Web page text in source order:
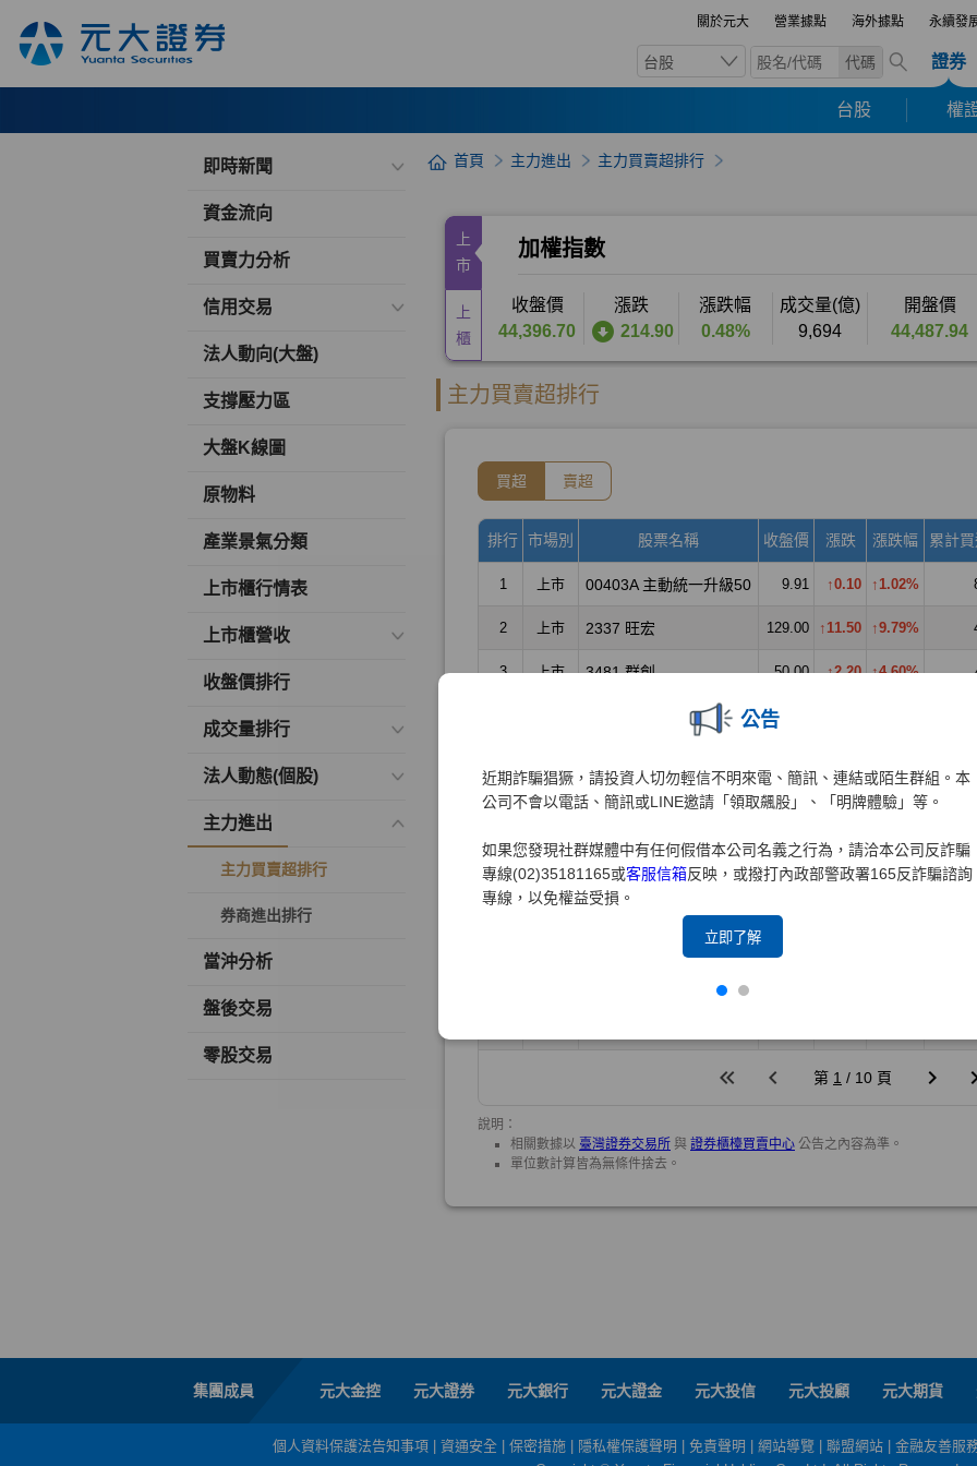
關於元大 營業據點 海外據點 永續發
台股 代碼 證券
台股 權
公告
近期詐騙猖獗，請投資人切勿輕信不明來電、簡訊、連結或陌生群組。本
公司不會以電話、簡訊或LINE邀請「領取飆股」、「明牌體驗」等。
如果您發現社群媒體中有任何假借本公司名義之行為，請洽本公司反詐騙
專線(02)35181165或客服信箱反映，或撥打內政部警政署165反詐騙諮詢
專線，以免權益受損。
立即了解
即時新聞
資金流向
買賣力分析
信用交易
法人動向(大盤)
支撐壓力區
大盤K線圖
原物料
產業景氣分類
上市櫃行情表
上市櫃營收
收盤價排行
成交量排行
法人動態(個股)
主力進出
主力買賣超排行
券商進出排行
當沖分析
盤後交易
零股交易
首頁 主力進出 主力買賣超排行
集團成員 元大金控 元大證券 元大銀行 元大證金 元大投信 元大投顧 元大期貨
個人資料保護法告知事項 資通安全 保密措施 隱私權保護聲明 免責聲明 網站導覽 聯盟網站
金融友善服